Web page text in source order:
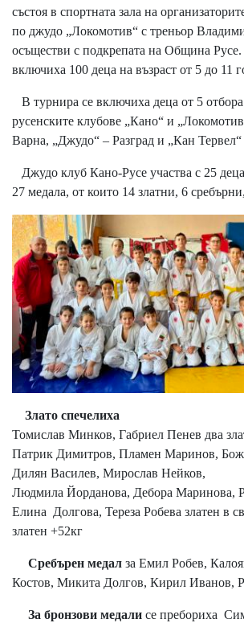
състоя в спортната зала на
по джудо „Локомотив“ с треньор
осъществи с подкрепата на Община Русе.
включиха 100 деца на възраст от 5 до 11
В турнира се включиха деца от 5 отбора
русенските клубове „Кано“ и
Варна, „Джудо“ – Разград и „Кан Тервел“
Джудо клуб Кано-Русе участва с 25
27 медала, от които 14 златни, 6
Злато спечелиха
Томислав Минков, Габриел Пенев два
Патрик Димитров, Пламен Маринов,
Дилян Василев, Мирослав Нейков,
Людмила Йорданова, Дебора Маринова,
Елина Долгова, Тереза Робева златен в
златен +52кг
Сребърен медал за Емил Робев,
Костов, Микита Долгов, Кирил Иванов,
За бронзови медали се пребориха